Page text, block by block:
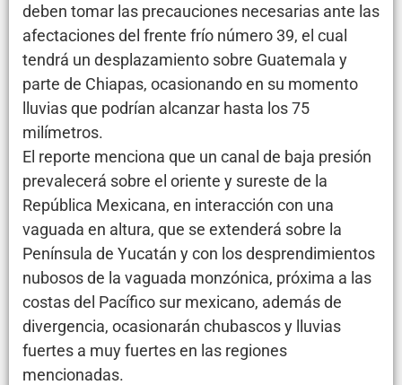
deben tomar las precauciones necesarias ante las
afectaciones del frente frío número 39, el cual
tendrá un desplazamiento sobre Guatemala y
parte de Chiapas, ocasionando en su momento
lluvias que podrían alcanzar hasta los 75
milímetros.
El reporte menciona que un canal de baja presión
prevalecerá sobre el oriente y sureste de la
República Mexicana, en interacción con una
vaguada en altura, que se extenderá sobre la
Península de Yucatán y con los desprendimientos
nubosos de la vaguada monzónica, próxima a las
costas del Pacífico sur mexicano, además de
divergencia, ocasionarán chubascos y lluvias
fuertes a muy fuertes en las regiones
mencionadas.